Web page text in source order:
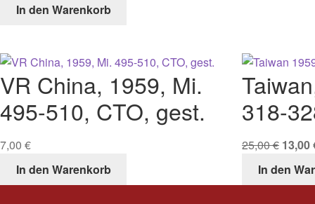
In den Warenkorb
VR China, 1959, Mi.
495-510, CTO, gest.
7,00 €
In den Warenkorb
318-
25,00€ 13,00
In den